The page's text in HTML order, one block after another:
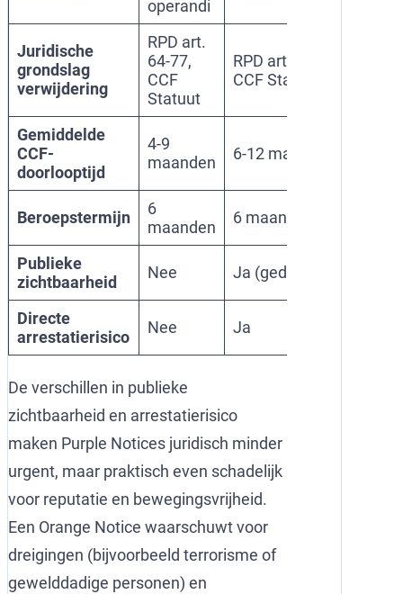
operandi
Juridische
grondslag
verwijdering
RPD art.
64-77,
CCF
Statuut
RPD art. 64-77,
CCF Statuut
Gemiddelde
CCF-
doorlooptijd
4-9
maanden
6-12 maanden
Beroepstermijn
6
maanden
6 maanden
Publieke
zichtbaarheid
Nee Ja (gedeeltelijk)
Directe
arrestatierisico
Nee Ja
De verschillen in publieke
zichtbaarheid en arrestatierisico
maken Purple Notices juridisch minder
urgent, maar praktisch even schadelijk
voor reputatie en bewegingsvrijheid.
Een Orange Notice waarschuwt voor
dreigingen (bijvoorbeeld terrorisme of
gewelddadige personen) en